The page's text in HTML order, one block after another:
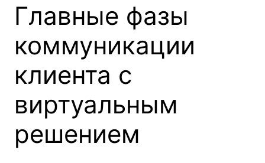
Главные фазы
коммуникации
клиента с
виртуальным
решением